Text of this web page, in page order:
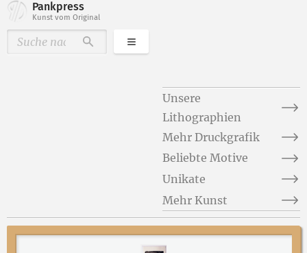
Pankpress
Kunst vom Original
DurchsuchenKategorien
Unsere
Lithographien
Mehr Druckgrafik
Beliebte Motive
Unikate
Mehr Kunst